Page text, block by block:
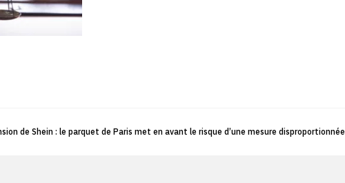
de Shein : le parquet de Paris met en avant le risque d’une mesure disproportionnée